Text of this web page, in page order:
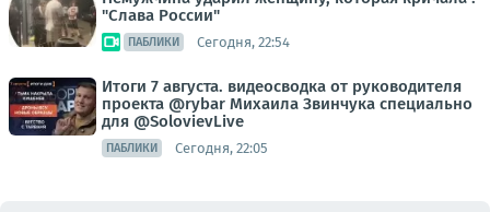
"Слава России"
ПАБЛИКИ Сегодня, 22:54
Итоги 7 августа. видеосводка от руководителя
проекта @rybar Михаила Звинчука специально
для @SolovievLive
ПАБЛИКИ Сегодня, 22:05